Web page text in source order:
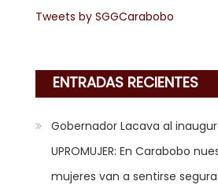
Tweets by SGGCarabobo
ENTRADAS RECIENTES
Gobernador Lacava al
UPROMUJER: En Carabobo
mujeres van a sentirse